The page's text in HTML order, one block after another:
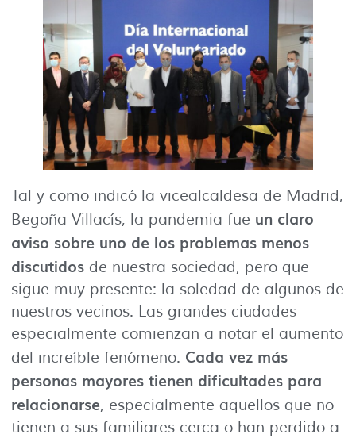
Tal y como indicó la vicealcaldesa de Madrid,
Begoña Villacís, la pandemia fue un claro
aviso sobre uno de los problemas menos
discutidos de nuestra sociedad, pero que
sigue muy presente: la soledad de algunos de
nuestros vecinos. Las grandes ciudades
especialmente comienzan a notar el aumento
del increíble fenómeno. Cada vez más
personas mayores tienen dificultades para
relacionarse, especialmente aquellos que no
tienen a sus familiares cerca o han perdido a